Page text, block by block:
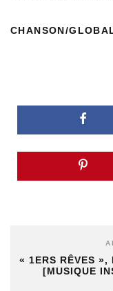
CHANSON/
« 1ERS RÊVES »,
[MUSIQUE